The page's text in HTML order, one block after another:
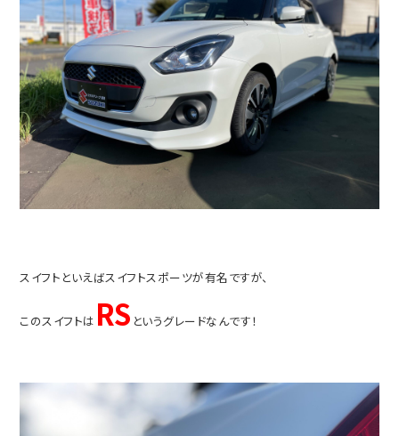
スイフトといえばスイフトスポーツが有名ですが、
このスイフトは RS というグレードなんです！